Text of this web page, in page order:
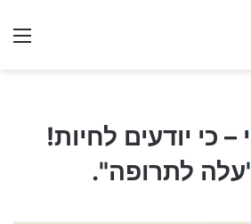
כי יודעים לחיות!
לתרופה".